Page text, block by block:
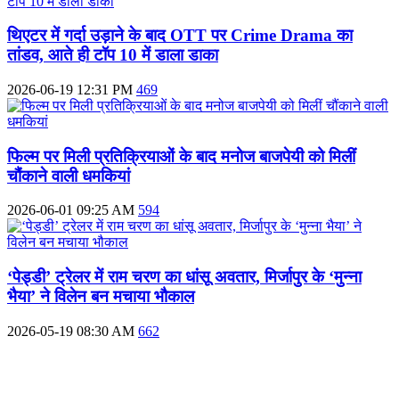
थिएटर में गर्दा उड़ाने के बाद OTT पर Crime Drama का
तांडव, आते ही टॉप 10 में डाला डाका
2026-06-19 12:31 PM 469
फिल्म पर मिली प्रतिक्रियाओं के बाद मनोज बाजपेयी को मिलीं
चौंकाने वाली धमकियां
2026-06-01 09:25 AM 594
‘पेड्डी’ ट्रेलर में राम चरण का धांसू अवतार, मिर्जापुर के ‘मुन्ना
भैया’ ने विलेन बन मचाया भौकाल
2026-05-19 08:30 AM 662